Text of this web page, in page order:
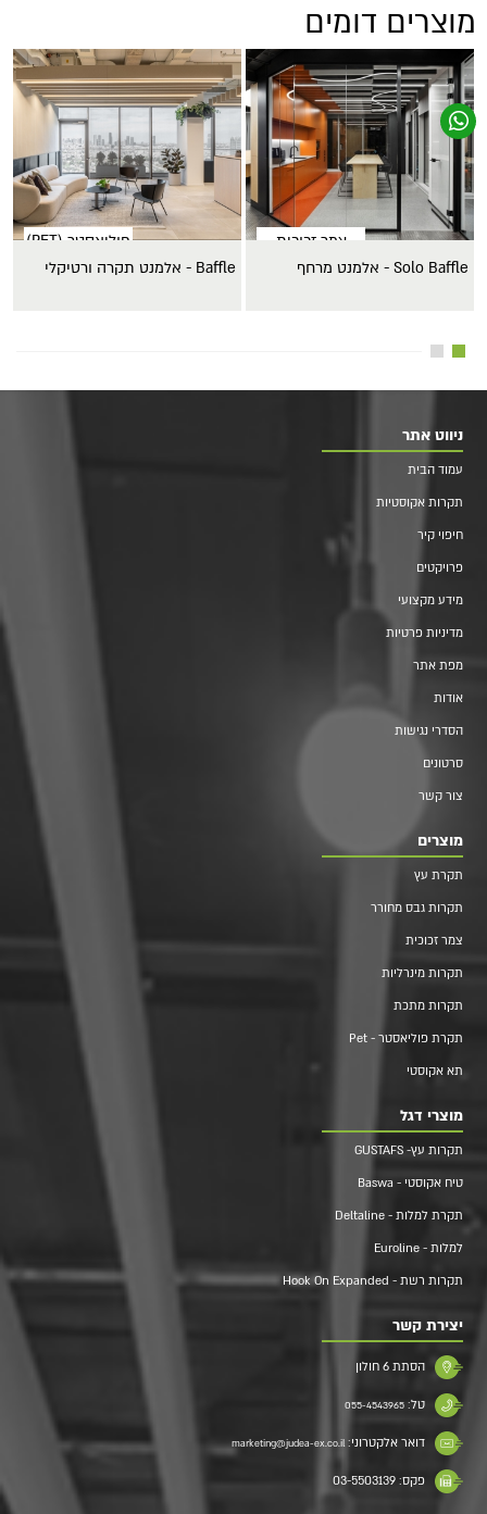
מוצרים דומים
צמר זכוכית
Solo Baffle - אלמנט מרחף
פוליאסטר (PET)
Baffle - אלמנט תקרה ורטיקלי
ניווט אתר
עמוד הבית
תקרות אקוסטיות
חיפוי קיר
פרויקטים
מידע מקצועי
מדיניות פרטיות
מפת אתר
אודות
הסדרי נגישות
סרטונים
צור קשר
מוצרים
תקרת עץ
תקרות גבס מחורר
צמר זכוכית
תקרות מינרליות
תקרות מתכת
תקרת פוליאסטר - Pet
תא אקוסטי
מוצרי דגל
תקרות עץ- GUSTAFS
טיח אקוסטי - Baswa
תקרת למלות - Deltaline
למלות - Euroline
תקרות רשת - Hook On Expanded
יצירת קשר
הסתת 6 חולון
טל: 055-4543965
דואר אלקטרוני: marketing@judea-ex.co.il
פקס: 03-5503139